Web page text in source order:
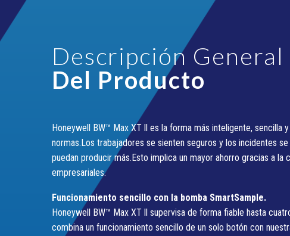
Descripción General
Del Producto
Honeywell BW™ Max XT ll es la forma más inteligente, sencilla
normas.Los trabajadores se sienten seguros y los incidentes
puedan producir más.Esto implica un mayor ahorro gracias a la
empresariales.
Funcionamiento sencillo con la bomba SmartSample.
Honeywell BW™ Max XT ll supervisa de forma fiable hasta
combina un funcionamiento sencillo de un solo botón con